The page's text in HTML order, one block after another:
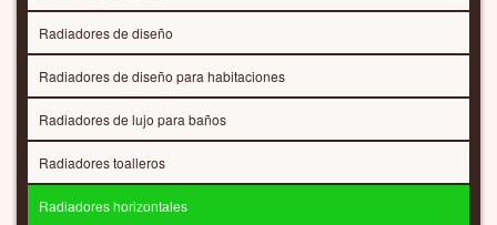
Radiadores de diseño
Radiadores de diseño para habitaciones
Radiadores de lujo para baños
Radiadores toalleros
Radiadores horizontales